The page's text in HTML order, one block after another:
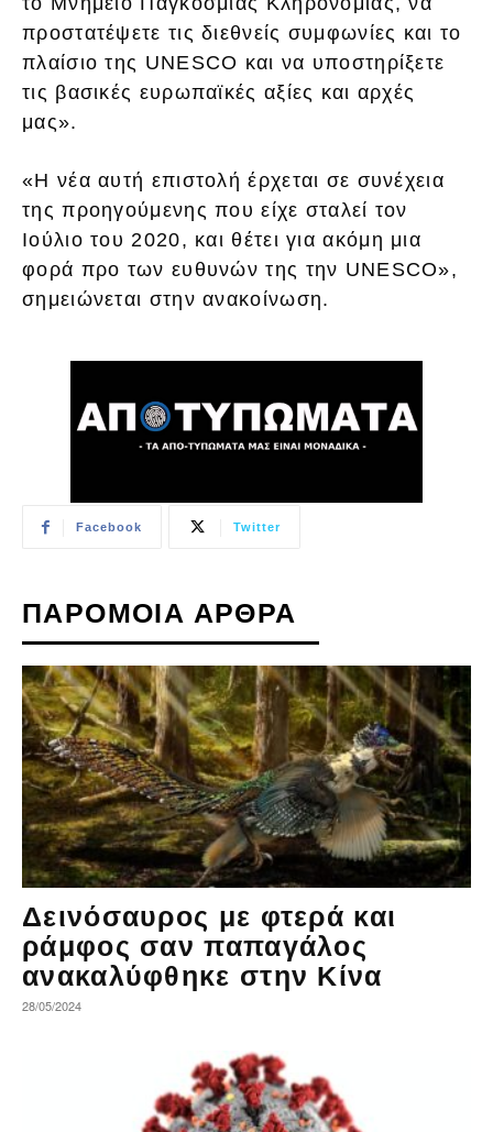
προστατέψετε τις διεθνείς συμφωνίες και το
πλαίσιο της UNESCO και να υποστηρίξετε
τις βασικές ευρωπαϊκές αξίες και αρχές
μας».
«Η νέα αυτή επιστολή έρχεται σε συνέχεια
της προηγούμενης που είχε σταλεί τον
Ιούλιο του 2020, και θέτει για ακόμη μια
φορά προ των ευθυνών της την UNESCO»,
σημειώνεται στην ανακοίνωση.
Facebook Twitter
ΠΑΡΟΜΟΙΑ ΑΡΘΡΑ
Δεινόσαυρος με φτερά και
ράμφος σαν παπαγάλος
ανακαλύφθηκε στην Κίνα
28/05/2024